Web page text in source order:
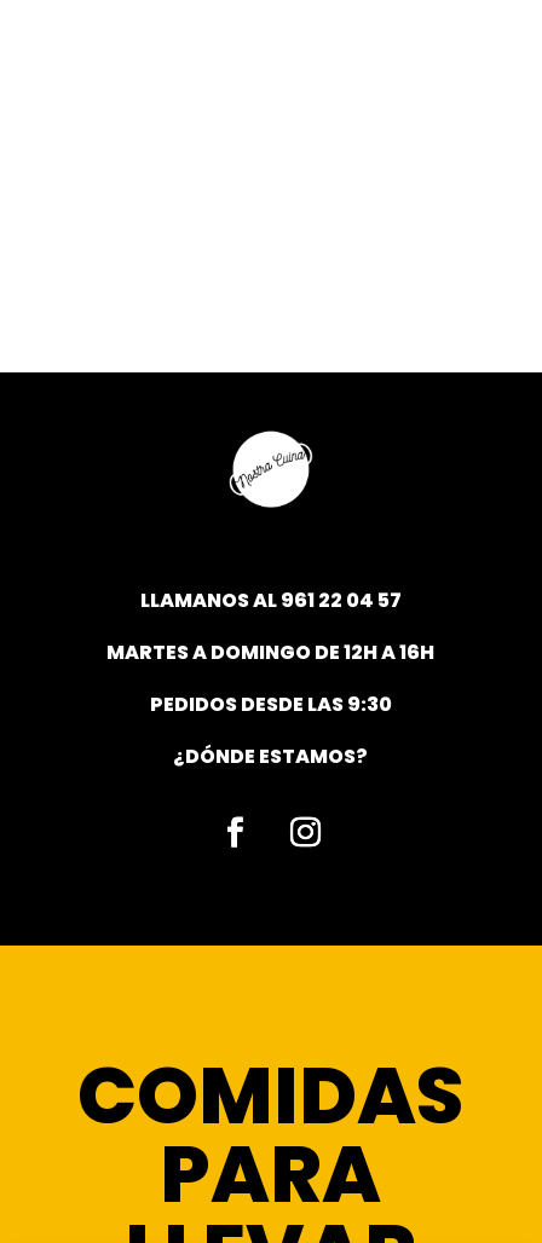
LLAMANOS AL961 22 04 57
MARTES A DOMINGO DE 12H A 16H
PEDIDOS DESDE LAS 9:30
¿DÓNDE ESTAMOS?
COMIDAS
PARA